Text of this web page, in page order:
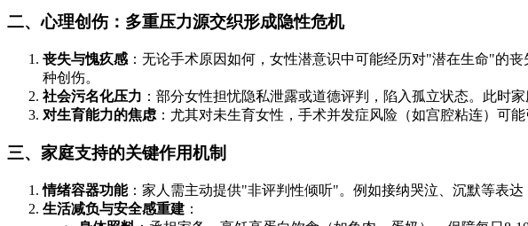
二、心理创伤：多重压力源交织形成隐性危机
丧失与愧疚感 ：无论手术原因如何，女性潜意识中可能经历对"潜在生命"的
种创伤。
社会污名化压力 ：部分女性担忧隐私泄露或道德评判，陷入孤立状态。此时
对生育能力的焦虑 ：尤其对未生育女性，手术并发症风险（如宫腔粘连）可
三、家庭支持的关键作用机制
情绪容器功能：家人需主动提供"非评判性倾听"。例如接纳哭泣、沉默等表
生活减负与安全感重建 ：